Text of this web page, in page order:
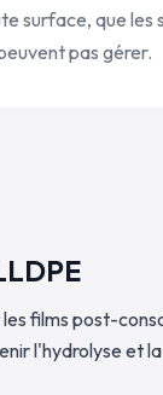
surface, que les
pas gérer.
films post-
l'hydrolyse et